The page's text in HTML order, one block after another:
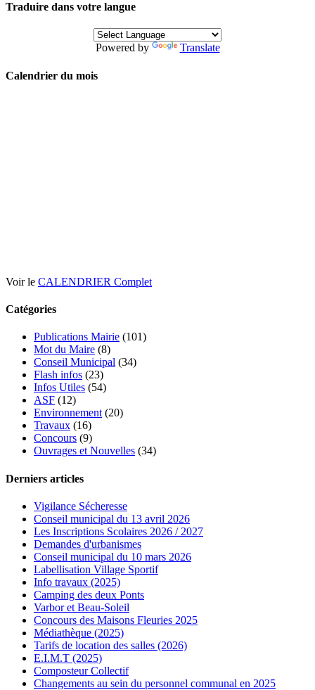
Traduire dans votre langue
Powered by Translate
Calendrier du mois
Voir le CALENDRIER Complet
Catégories
Publications Mairie (101)
Mot du Maire (8)
Conseil Municipal (34)
Flash infos (23)
Infos Utiles (54)
ASF (12)
Environnement(20)
Travaux (16)
Concours (9)
Ouvrages et Nouvelles (34)
Derniers articles
Vigilance Sécheresse
Conseil municipal du 13 avril 2026
Les Inscriptions Scolaires 2026 / 2027
Demandes d'urbanismes
Conseil municipal du 10 mars 2026
Labellisation Village Sportif
Info travaux (2025)
Camping des deux Ponts
Varbor et Beau-Soleil
Concours des Maisons Fleuries 2025
Médiathèque (2025)
Tarifs de location des salles (2026)
E.I.M.T (2025)
Composteur Collectif
Changements au sein du personnel communal en 2025